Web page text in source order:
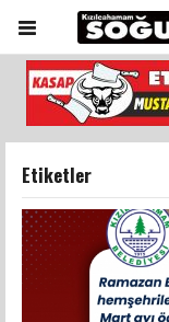
Etiketler